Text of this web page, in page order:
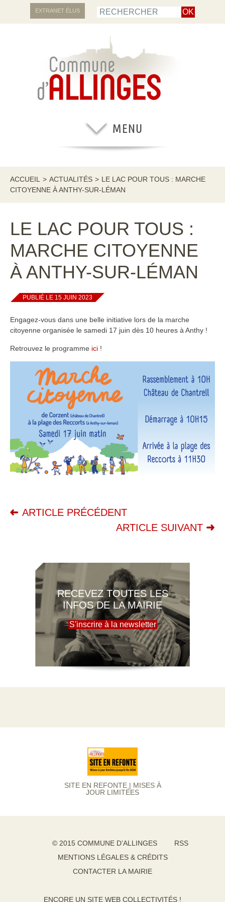
EXTRANET ÉLUS
ACCUEIL > ACTUALITÉS > LE LAC POUR TOUS : MARCHE
CITOYENNE À ANTHY-SUR-LÉMAN
LE LAC POUR TOUS :
MARCHE CITOYENNE
À ANTHY-SUR-LÉMAN
PUBLIÉ LE 15 JUIN 2023
Engagez-vous dans une belle initiative lors de la marche
citoyenne organisée le samedi 17 juin dès 10 heures à Anthy !
Retrouvez le programme ici !
ARTICLE PRÉCÉDENT
ARTICLE SUIVANT
RECEVEZ TOUTES LES
INFOS DE LA MAIRIE
S'inscrire à la newsletter
SITE EN REFONTE | MISES À
JOUR LIMITÉES
© 2015 COMMUNE D’ALLINGES
RSS
MENTIONS LÉGALES & CRÉDITS
CONTACTER LA MAIRIE
ENCORE UN SITE WEB COLLECTIVITÉS !